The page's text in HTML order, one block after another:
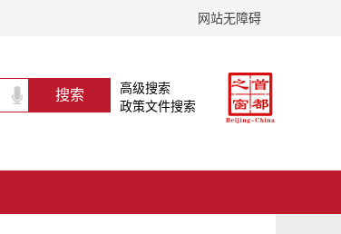
网站无障碍
高级搜索
政策文件搜索